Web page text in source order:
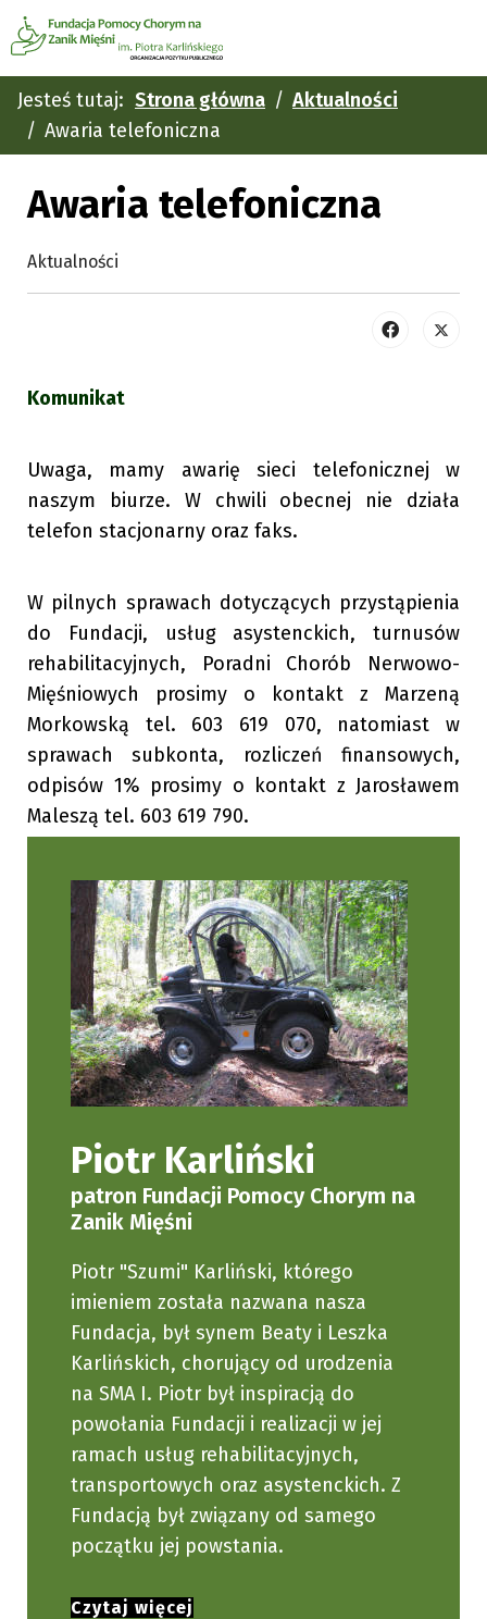
Jesteś tutaj: Strona główna
Aktualności
Awaria telefoniczna
Awaria telefoniczna
Aktualności
Komunikat
Uwaga, mamy awarię sieci telefonicznej w
naszym biurze. W chwili obecnej nie działa
telefon stacjonarny oraz faks.
W pilnych sprawach dotyczących przystąpienia
do Fundacji, usług asystenckich, turnusów
rehabilitacyjnych, Poradni Chorób Nerwowo-
Mięśniowych prosimy o kontakt z Marzeną
Morkowską tel. 603 619 070, natomiast w
sprawach subkonta, rozliczeń finansowych,
odpisów 1% prosimy o kontakt z Jarosławem
Maleszą tel. 603 619 790.
Piotr Karliński
patron Fundacji Pomocy Chorym na
Zanik Mięśni
Piotr "Szumi" Karliński, którego
imieniem została nazwana nasza
Fundacja, był synem Beaty i Leszka
Karlińskich, chorujący od urodzenia
na SMA I. Piotr był inspiracją do
powołania Fundacji i realizacji w jej
ramach usług rehabilitacyjnych,
transportowych oraz asystenckich. Z
Fundacją był związany od samego
początku jej powstania.
Czytaj więcej